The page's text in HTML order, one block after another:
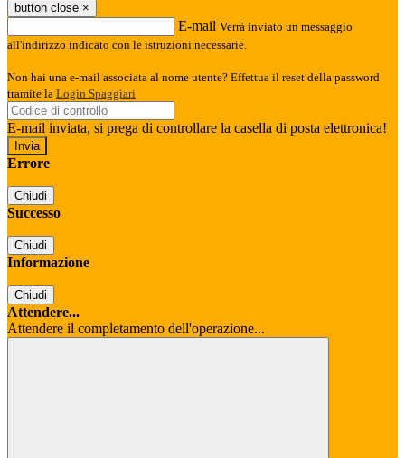
button close ×
E-mail Verrà inviato un messaggio
all'indirizzo indicato con le istruzioni necessarie.
Non hai una e-mail associata al nome utente? Effettua il reset della password
tramite la Login Spaggiari
E-mail inviata, si prega di controllare la casella di posta elettronica!
Errore
Chiudi
Successo
Chiudi
Informazione
Chiudi
Attendere...
Attendere il completamento dell'operazione...